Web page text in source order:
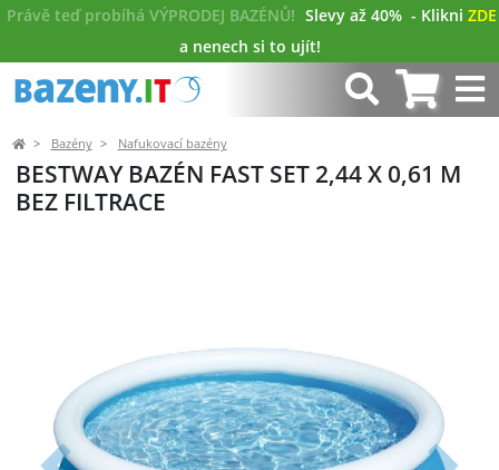
Právě teď probíhá VÝPRODEJ BAZÉNŮ! Slevy až 40% - Klikni ZDE
a nenech si to ujít!
Bazény Nafukovací bazény
BESTWAY BAZÉN FAST SET 2,44 X 0,61 M
BEZ FILTRACE